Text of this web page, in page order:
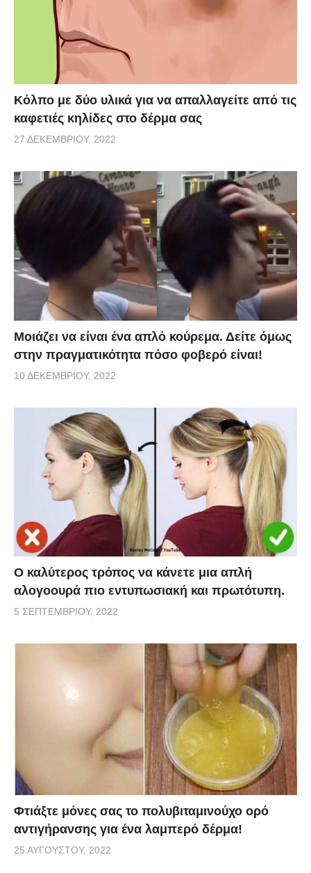
Κόλπο με δύο υλικά για να απαλλαγείτε από τις
καφετιές κηλίδες στο δέρμα σας
27 ΔΕΚΕΜΒΡΊΟΥ, 2022
Μοιάζει να είναι ένα απλό κούρεμα. Δείτε όμως
στην πραγματικότητα πόσο φοβερό είναι!
10 ΔΕΚΕΜΒΡΊΟΥ, 2022
O καλύτερος τρόπος να κάνετε μια απλή
αλογοουρά πιο εντυπωσιακή και πρωτότυπη.
5 ΣΕΠΤΕΜΒΡΊΟΥ, 2022
Φτιάξτε μόνες σας το πολυβιταμινούχο ορό
αντιγήρανσης για ένα λαμπερό δέρμα!
25 ΑΥΓΟΎΣΤΟΥ, 2022